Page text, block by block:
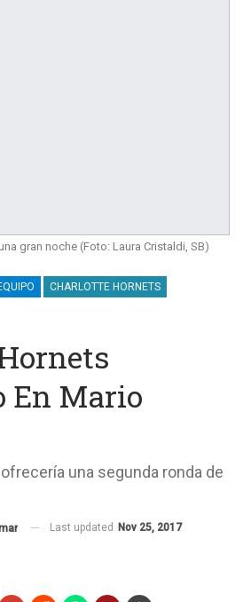
gran noche (Foto: Laura Cristaldi, SB)
CHARLOTTE HORNETS
En Mario
una segunda ronda de
Last updated Nov 25, 2017